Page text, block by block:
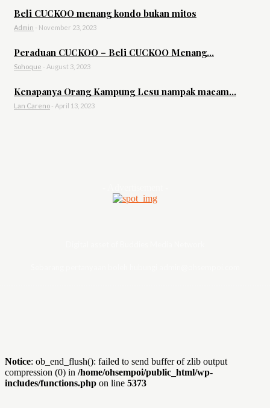
Beli CUCKOO menang kondo bukan mitos
Admin - November 23, 2023
Peraduan CUCKOO – Beli CUCKOO Menang...
Sohoque - August 3, 2023
Kenapanya Orang Kampung Lesu nampak macam...
Lan Careno - April 13, 2023
Notice: ob_end_flush(): failed to send buffer of zlib output
compression (0) in /home/ohsempoi/public_html/wp-
includes/functions.php on line 5373